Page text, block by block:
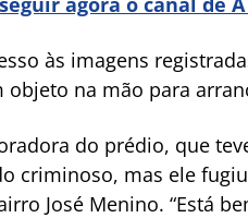
às imagens
objeto na mão para
do prédio, que
criminoso, mas ele
José Menino. “Está